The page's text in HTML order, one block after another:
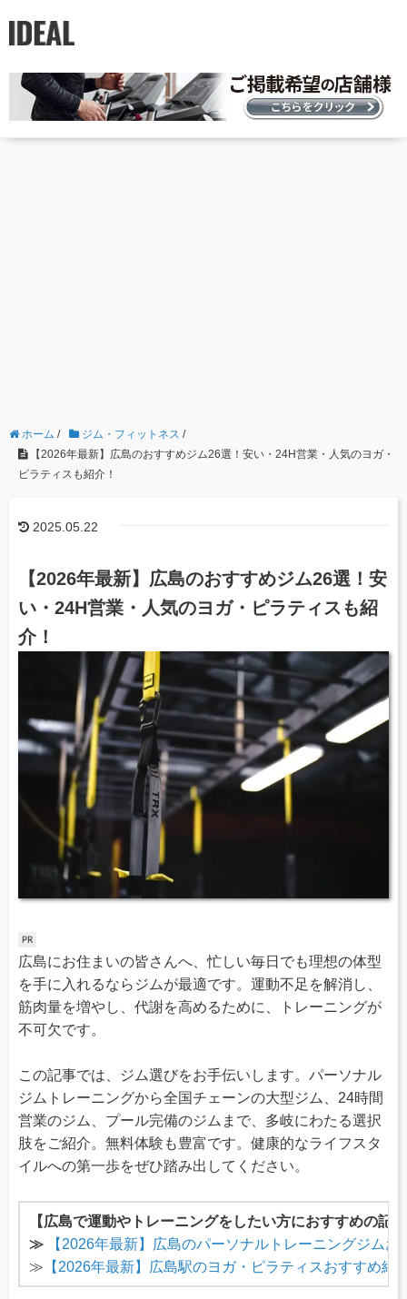
ホーム / ジム・フィットネス /
【2026年最新】広島のおすすめジム26選！安い・24H営業・人気のヨガ・
ピラティスも紹介！
2025.05.22
【2026年最新】広島のおすすめジム26選！安
い・24H営業・人気のヨガ・ピラティスも紹
介！
広島にお住まいの皆さんへ、忙しい毎日でも理想の体型
を手に入れるならジムが最適です。運動不足を解消し、
筋肉量を増やし、代謝を高めるために、トレーニングが
不可欠です。
この記事では、ジム選びをお手伝いします。パーソナル
ジムトレーニングから全国チェーンの大型ジム、24時間
営業のジム、プール完備のジムまで、多岐にわたる選択
肢をご紹介。無料体験も豊富です。健康的なライフスタ
イルへの第一歩をぜひ踏み出してください。
【広島で運動やトレーニングをしたい方におすすめの記
≫
【2026年最新】広島のパーソナルトレーニングジム
≫ 【2026年最新】広島駅のヨガ・ピラティスおすすめ紹